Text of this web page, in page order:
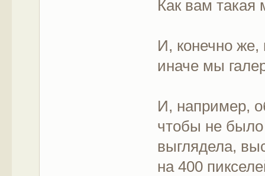
Как вам такая
И, конечно же,
иначе мы
И, например,
чтобы не было
выглядела,
на 400